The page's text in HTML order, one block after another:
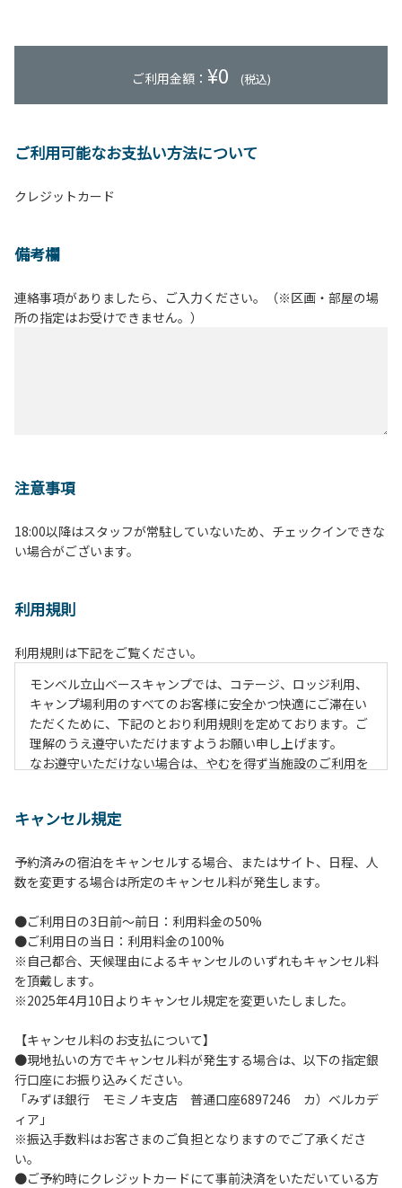
ご利用金額： ¥0 (税込)
ご利用可能なお支払い方法について
クレジットカード
備考欄
連絡事項がありましたら、ご入力ください。（※区画・部屋の場
所の指定はお受けできません。）
注意事項
18:00以降はスタッフが常駐していないため、チェックインできな
い場合がございます。
利用規則
利用規則は下記をご覧ください。
モンベル立山ベースキャンプでは、コテージ、ロッジ利用、
キャンプ場利用のすべてのお客様に安全かつ快適にご滞在い
ただくために、下記のとおり利用規則を定めております。ご
理解のうえ遵守いただけますようお願い申し上げます。
なお遵守いただけない場合は、やむを得ず当施設のご利用を
【施設全体に関する注意事項】
２.利用上のルールを遵守いただき、ご自身で事故防止に努め
てください。
４.場内を車で移動する場合は、徐行運転（5km/h以下）を
行ってください。
５.施設内は土足禁止です。
６.コテージ・ロッジ棟内は禁煙です。
７.ゴミは分別した上で、燃えるごみ以外は中身を洗い、チェ
８.不可抗力以外の事由により建造物、家具、備品、その他の
物品を損傷、紛失、汚染させた場合には、相当額を弁償して
いただくことがあります。
９.施設内（駐車場含む）での事故や盗難などにつきまして
は、一切の責任を負いかねます。
【コテージご利用上の注意事項ならびに禁止事項】
キャンセル規定
予約済みの宿泊をキャンセルする場合、またはサイト、日程、人
数を変更する場合は所定のキャンセル料が発生します。
●ご利用日の3日前～前日：利用料金の50%
●ご利用日の当日：利用料金の100%
※自己都合、天候理由によるキャンセルのいずれもキャンセル料
を頂戴します。
※2025年4月10日よりキャンセル規定を変更いたしました。
【キャンセル料のお支払について】
●現地払いの方でキャンセル料が発生する場合は、以下の指定銀
行口座にお振り込みください。
「みずほ銀行 モミノキ支店 普通口座6897246 カ）ベルカデ
ィア」
※振込手数料はお客さまのご負担となりますのでご了承くださ
い。
●ご予約時にクレジットカードにて事前決済をいただいている方